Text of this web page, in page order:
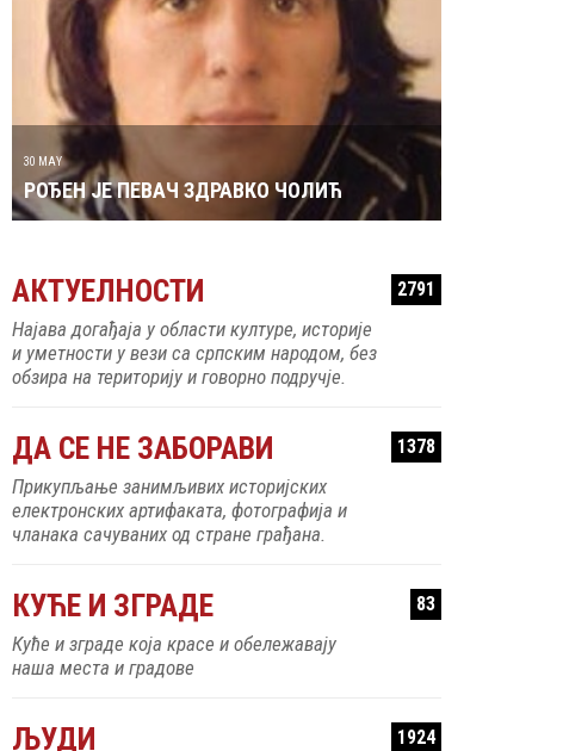
30 MAY
РОЂЕН ЈЕ ПЕВАЧ ЗДРАВКО ЧОЛИЋ
АКТУЕЛНОСТИ 2791
Најава догађаја у области културе, историје
и уметности у вези са српским народом, без
обзира на територију и говорно подручје.
ДА СЕ НЕ ЗАБОРАВИ 1378
Прикупљање занимљивих историјских
електронских артифаката, фотографија и
чланака сачуваних од стране грађана.
КУЋЕ И ЗГРАДЕ 83
Куће и зграде која красе и обележавају
наша места и градове
ЉУДИ 1924